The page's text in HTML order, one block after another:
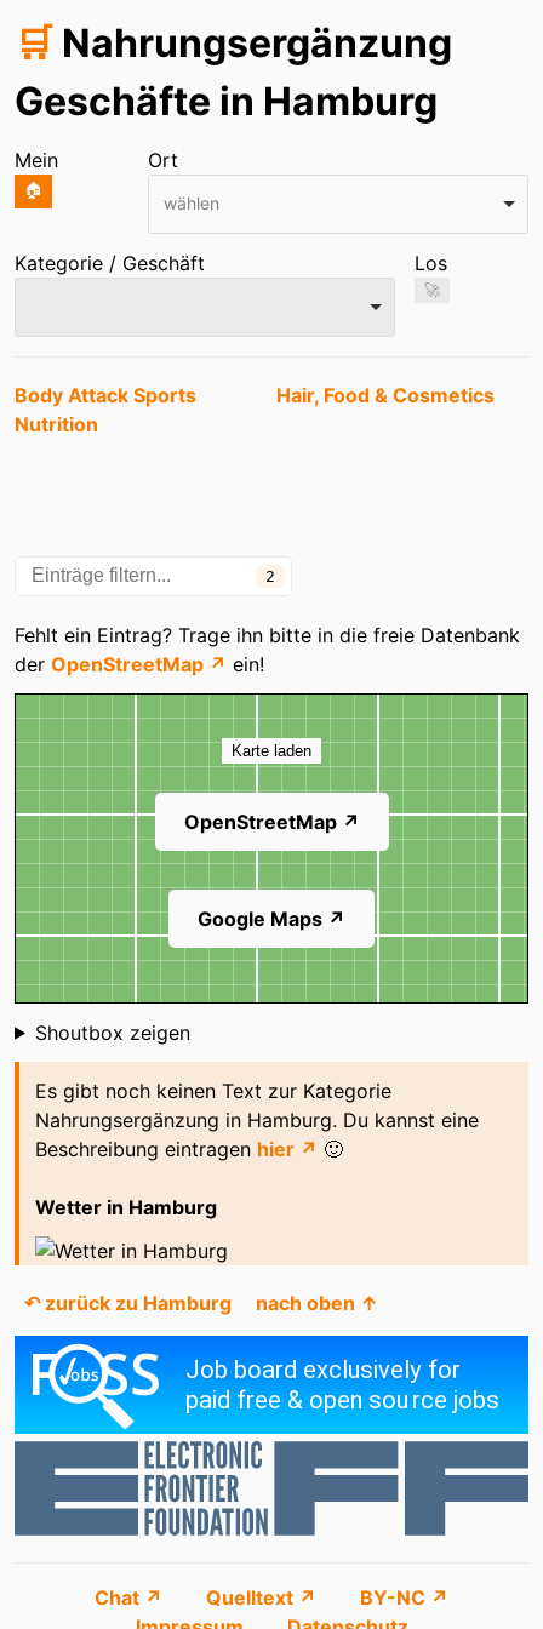
🛒 Nahrungsergänzung
Geschäfte in Hamburg
Mein
🏠
Ort
wählen
Kategorie / Geschäft Los
🚀
Einträge
Body Attack Sports
Nutrition
Hair, Food & Cosmetics
2
Fehlt ein Eintrag? Trage ihn bitte in die freie Datenbank
der OpenStreetMap ↗ ein!
Karte
Karte laden
OpenStreetMap ↗
Google Maps ↗
Shoutbox
Shoutbox zeigen
Es gibt noch keinen Text zur Kategorie
Nahrungsergänzung in Hamburg. Du kannst eine
Beschreibung eintragen hier ↗ 🙂
Wetter in Hamburg
↶ zurück zu Hamburg nach oben ↑
Chat ↗ Quelltext ↗
BY-NC ↗